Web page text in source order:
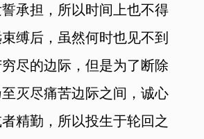
承担，所以时间上也不得
缚后，虽然何时也见不到
尽的边际，但是为了断除
灭尽痛苦边际之间，诚心
精勤，所以投生于轮回之